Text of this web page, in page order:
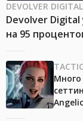
DEVOLVER DIGITAL
Devolver Digital
на 95